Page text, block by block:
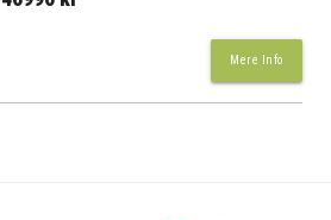
Mere Info